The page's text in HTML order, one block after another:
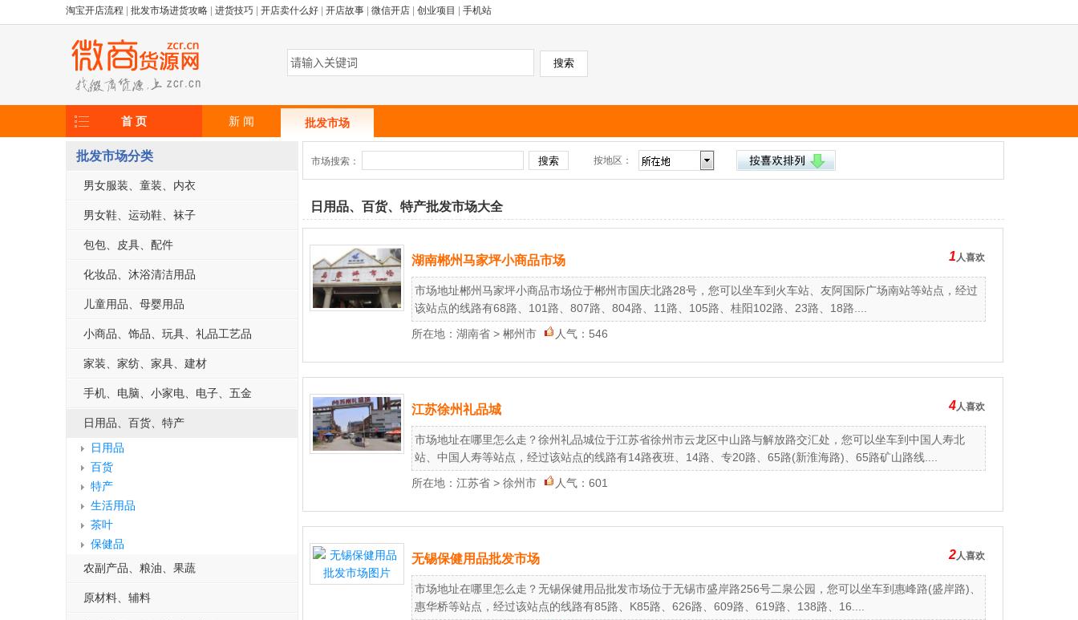
淘宝开店流程 批发市场进货攻略 进货技巧 开店卖什么好 开店故事 微信开店 创业项目 手机站
首 页 新 闻 批发市场
批发市场分类
男女服装、童装、内衣
男女鞋、运动鞋、袜子
包包、皮具、配件
化妆品、沐浴清洁用品
儿童用品、母婴用品
小商品、饰品、玩具、礼品工艺品
家装、家纺、家具、建材
手机、电脑、小家电、电子、五金
日用品、百货、特产
日用品
百货
特产
生活用品
茶叶
保健品
农副产品、粮油、果蔬
原材料、辅料
市场搜索： 按地区：
日用品、百货、特产批发市场大全
湖南郴州马家坪小商品市场 1人喜欢
市场地址郴州马家坪小商品市场位于郴州市国庆北路28号，您可以坐车到火车站、友阿国际广场南站等站点，经过
该站点的线路有68路、101路、807路、804路、11路、105路、桂阳102路、23路、18路....
所在地： 湖南省 > 郴州市 人气：546
江苏徐州礼品城 4人喜欢
市场地址在哪里怎么走？徐州礼品城位于江苏省徐州市云龙区中山路与解放路交汇处，您可以坐车到中国人寿北
站、中国人寿等站点，经过该站点的线路有14路夜班、14路、专20路、65路(新淮海路)、65路矿山路线....
所在地： 江苏省 > 徐州市 人气：601
无锡保健用品批发市场 2人喜欢
市场地址在哪里怎么走？无锡保健用品批发市场位于无锡市盛岸路256号二泉公园，您可以坐车到惠峰路(盛岸路)、
惠华桥等站点，经过该站点的线路有85路、K85路、626路、609路、619路、138路、16....